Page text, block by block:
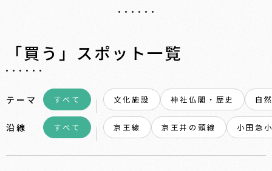
「買う」スポット一覧
テーマ すべて 文化施設 神社仏閣・歴史 自
沿線 すべて 京王線 京王井の頭線 小田急